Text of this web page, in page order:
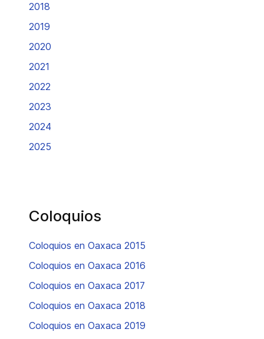
2018
2019
2020
2021
2022
2023
2024
2025
Coloquios
Coloquios en Oaxaca 2015
Coloquios en Oaxaca 2016
Coloquios en Oaxaca 2017
Coloquios en Oaxaca 2018
Coloquios en Oaxaca 2019